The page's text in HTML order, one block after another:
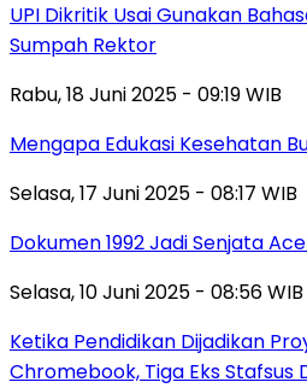
UPI Dikritik Usai Gunakan
Sumpah Rektor
Rabu, 18 Juni 2025 - 09:19 WIB
Mengapa Edukasi Kesehatan
Selasa, 17 Juni 2025 - 08:17 WIB
Dokumen 1992 Jadi Senjata
Selasa, 10 Juni 2025 - 08:56 WIB
Ketika Pendidikan Dijadikan
Chromebook, Tiga Eks Stafsus